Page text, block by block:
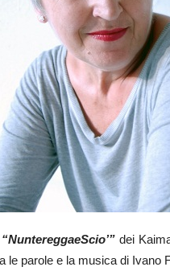
“NuntereggaeScio’” dei
le parole e la musica di Ivano